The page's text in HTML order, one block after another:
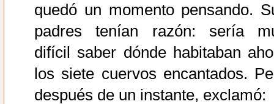
quedó un momento pensando.
padres tenían razón: sería
difícil saber dónde habitaban
los siete cuervos encantados.
después de un instante, exclamó: